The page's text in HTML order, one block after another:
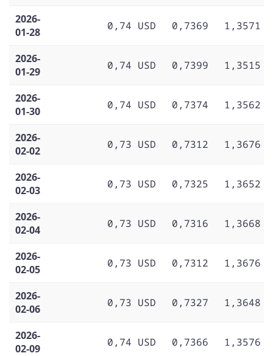
2026-
01-28
0,74 USD 0,7369 1,3571
2026-
01-29
0,74 USD 0,7399 1,3515
2026-
01-30
0,74 USD 0,7374 1,3562
2026-
02-02
0,73 USD 0,7312 1,3676
2026-
02-03
0,73 USD 0,7325 1,3652
2026-
02-04
0,73 USD 0,7316 1,3668
2026-
02-05
0,73 USD 0,7312 1,3676
2026-
02-06
0,73 USD 0,7327 1,3648
2026-
02-09
0,74 USD 0,7366 1,3576